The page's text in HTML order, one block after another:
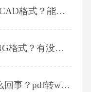
PDF文件是否可以转换为CAD格式？能否将PDF转换为CAD文件？
如何将PDF文件转换为PNG格式？有没有简单的方法将PDF转换为PNG？
pdf转word格式乱了是怎么回事？pdf转word格式乱了怎么解决？